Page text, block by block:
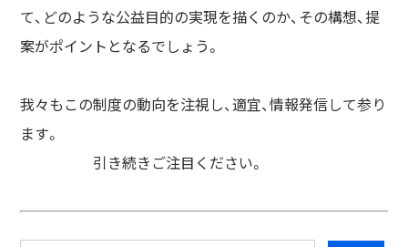
て、どのような公益目的の実現を描くのか、その構想、提
案がポイントとなるでしょう。
我々もこの制度の動向を注視し、適宜、情報発信して参り
ます。
引き続きご注目ください。